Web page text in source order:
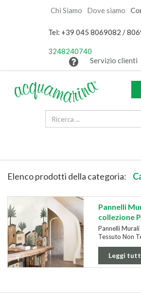
Chi Siamo Dove siamo
Tel: +39 045 8069082 /
3248240740
Servizio clienti
Elenco prodotti della categoria:
Pannelli
collezione
Pannelli
Tessuto Non
Leggi